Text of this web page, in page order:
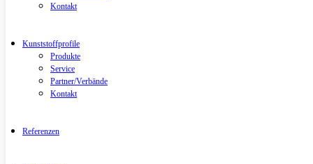
Kontakt
Kunststoffprofile
Produkte
Service
Partner/Verbände
Kontakt
Referenzen